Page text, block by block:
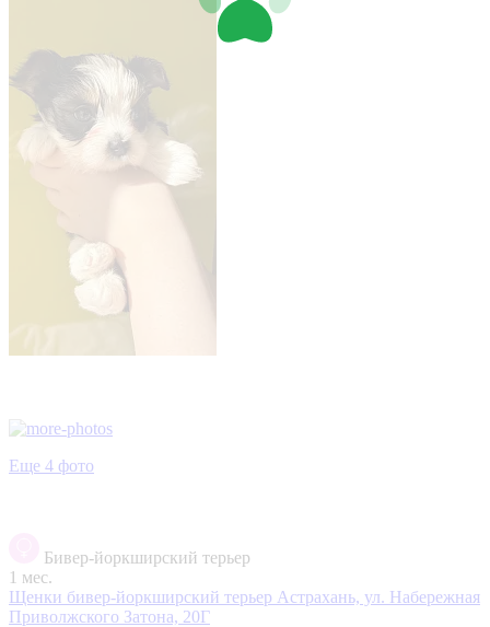
Еще 4 фото
Бивер-йоркширский терьер
1 мес.
Щенки бивер-йоркширский терьер Астрахань, ул. Набережная
Приволжского Затона, 20Г